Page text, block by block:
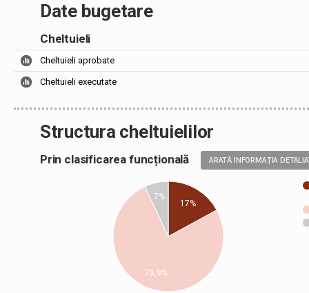
Date bugetare
Cheltuieli
Cheltuieli aprobate
Cheltuieli executate
Structura cheltuielilor
Prin clasificarea funcțională ARATĂ INFORMAȚIA
17%
7%
75,9%